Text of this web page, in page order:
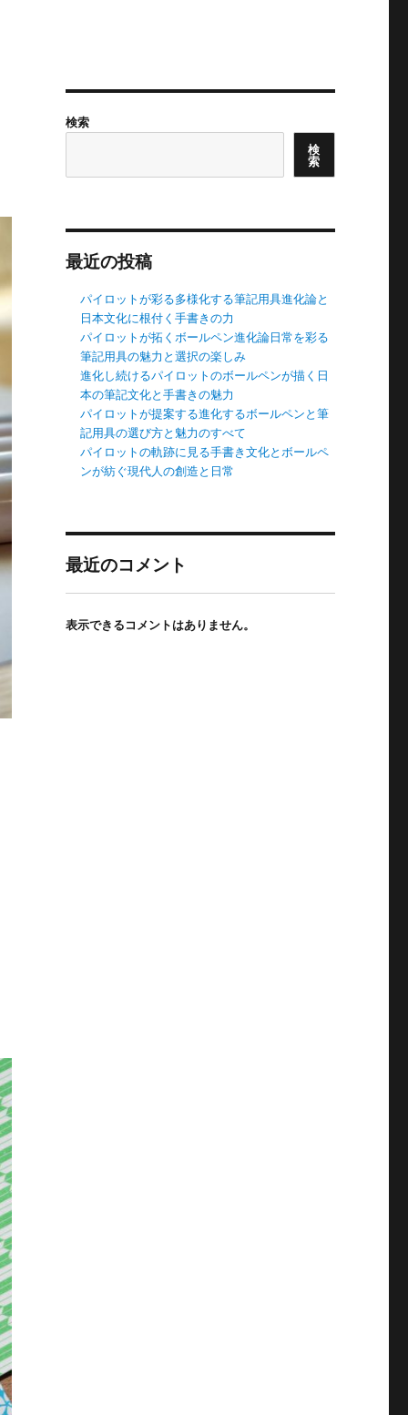
検索
検
索
最近の投稿
パイロットが彩る多様化する筆記用具進化論と
日本文化に根付く手書きの力
パイロットが拓くボールペン進化論日常を彩る
筆記用具の魅力と選択の楽しみ
進化し続けるパイロットのボールペンが描く日
本の筆記文化と手書きの魅力
パイロットが提案する進化するボールペンと筆
記用具の選び方と魅力のすべて
パイロットの軌跡に見る手書き文化とボールペ
ンが紡ぐ現代人の創造と日常
最近のコメント
表示できるコメントはありません。